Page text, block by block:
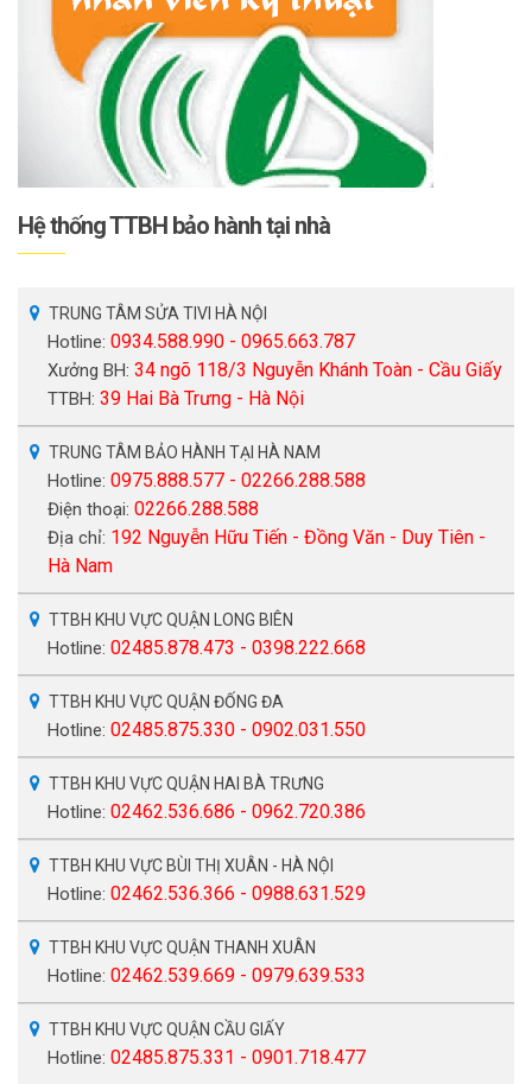
Hệ thống TTBH bảo hành tại nhà
TRUNG TÂM SỬA TIVI HÀ NỘI
Hotline: 0934.588.990 - 0965.663.787
Xưởng BH: 34 ngõ 118/3 Nguyễn Khánh Toàn - Cầu Giấy
TTBH: 39 Hai Bà Trưng - Hà Nội
TRUNG TÂM BẢO HÀNH TẠI HÀ NAM
Hotline: 0975.888.577 - 02266.288.588
Điện thoại: 02266.288.588
Địa chỉ: 192 Nguyễn Hữu Tiến - Đồng Văn - Duy Tiên -
Hà Nam
TTBH KHU VỰC QUẬN LONG BIÊN
Hotline: 02485.878.473 - 0398.222.668
TTBH KHU VỰC QUẬN ĐỐNG ĐA
Hotline: 02485.875.330 - 0902.031.550
TTBH KHU VỰC QUẬN HAI BÀ TRƯNG
Hotline: 02462.536.686 - 0962.720.386
TTBH KHU VỰC BÙI THỊ XUÂN - HÀ NỘI
Hotline: 02462.536.366 - 0988.631.529
TTBH KHU VỰC QUẬN THANH XUÂN
Hotline: 02462.539.669 - 0979.639.533
TTBH KHU VỰC QUẬN CẦU GIẤY
Hotline: 02485.875.331 - 0901.718.477